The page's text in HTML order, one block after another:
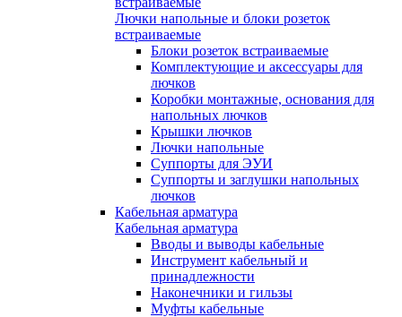
Лючки напольные и блоки розеток
встраиваемые
Блоки розеток встраиваемые
Комплектующие и аксессуары для
лючков
Коробки монтажные, основания для
напольных лючков
Крышки лючков
Лючки напольные
Суппорты для ЭУИ
Суппорты и заглушки напольных
лючков
Кабельная арматура
Кабельная арматура
Вводы и выводы кабельные
Инструмент кабельный и
принадлежности
Наконечники и гильзы
Муфты кабельные